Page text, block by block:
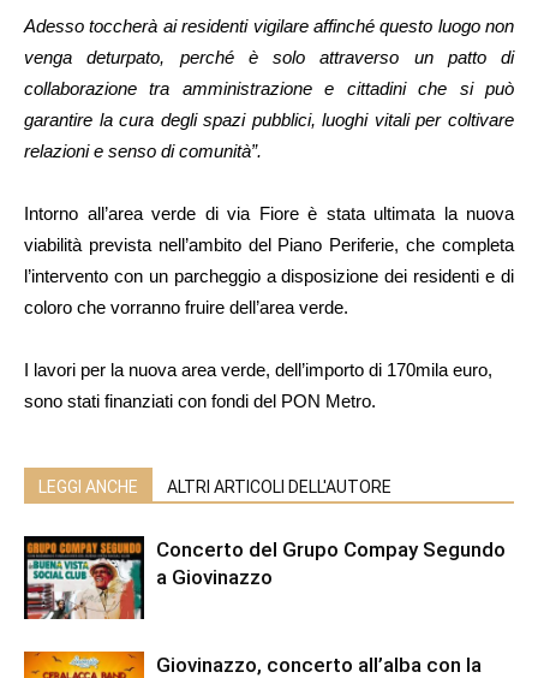
Adesso toccherà ai residenti vigilare affinché questo luogo non
venga deturpato, perché è solo attraverso un patto di
collaborazione tra amministrazione e cittadini che si può
garantire la cura degli spazi pubblici, luoghi vitali per coltivare
relazioni e senso di comunità”.
Intorno all’area verde di via Fiore è stata ultimata la nuova
viabilità prevista nell’ambito del Piano Periferie, che completa
l’intervento con un parcheggio a disposizione dei residenti e di
coloro che vorranno fruire dell’area verde.
I lavori per la nuova area verde, dell’importo di 170mila euro,
sono stati finanziati con fondi del PON Metro.
LEGGI ANCHE ALTRI ARTICOLI DELL'AUTORE
Concerto del Grupo Compay Segundo
a Giovinazzo
Giovinazzo, concerto all’alba con la